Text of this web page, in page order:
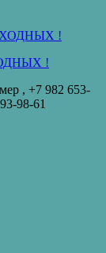
!
, ‪+7 982 653-
98-61